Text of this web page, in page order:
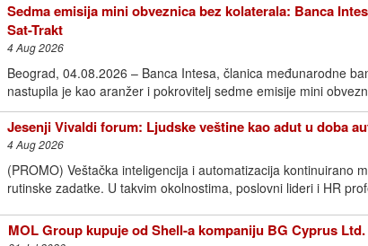
Sedma emisija mini obveznica bez kolaterala: Banca
Sat-Trakt
4 Aug 2026
Beograd, 04.08.2026 – Banca Intesa, članica međunarodne
nastupila je kao aranžer i pokrovitelj sedme emisije mini
Jesenji Vivaldi forum: Ljudske veštine kao adut u doba
4 Aug 2026
(PROMO) Veštačka inteligencija i automatizacija kontinuirano
rutinske zadatke. U takvim okolnostima, poslovni lideri i HR
MOL Group kupuje od Shell-a kompaniju BG Cyprus